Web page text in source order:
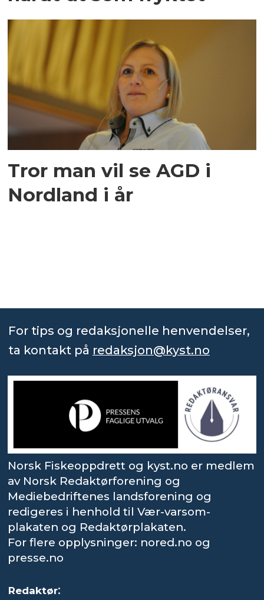
Tror man vil se AGD i
Nordland i år
For tips og redaksjonelle henvendelser,
ta kontakt på redaksjon@kyst.no
Norsk Fiskeoppdrett og kyst.no er medlem
av Norsk Redaktørforening og
Mediebedriftenes landsforening og
redigeres i henhold til Vær-varsom-
plakaten og Redaktørplakaten.
For flere opplysninger: nored.no og
presse.no
Redaktør: